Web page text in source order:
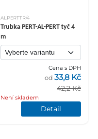
ALPERTTR/4
Trubka PERT-AL-PERT tyč 4
m
Cena s DPH
42,2 Kč
od 33,8 Kč
Není skladem
Detail